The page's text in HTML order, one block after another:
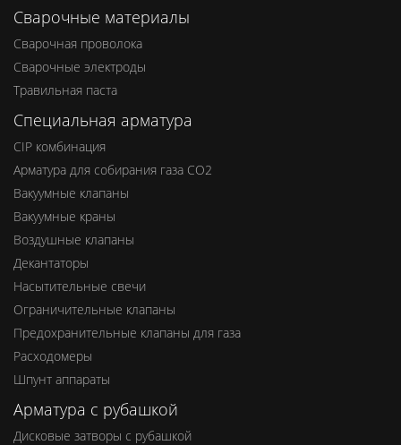
Сварочные материалы
Сварочная проволока
Сварочные электроды
Травильная паста
Специальная арматура
CIP комбинация
Арматура для собирания газа СО2
Вакуумные клапаны
Вакуумные краны
Воздушные клапаны
Декантаторы
Насытительные свечи
Ограничительные клапаны
Предохранительные клапаны для газа
Расходомеры
Шпунт аппараты
Арматура с рубашкой
Дисковые затворы с рубашкой